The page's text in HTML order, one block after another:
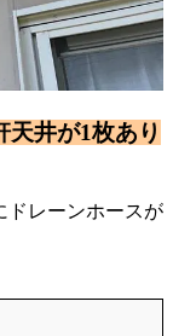
天井が1枚あり
レーンホースが